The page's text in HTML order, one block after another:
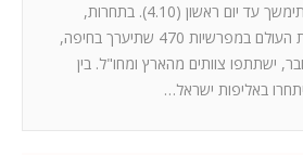
1.10.2015) בחיפה, ותימשך עד יום ראשון (4.10). בתחרות,
שתהווה הכנה לאליפות העולם במפרשיות 470 שתיערך בחיפה,
17 באוקטובר, ישתתפו צוותים מהארץ ומחו"ל. בין
באליפות ישראל…